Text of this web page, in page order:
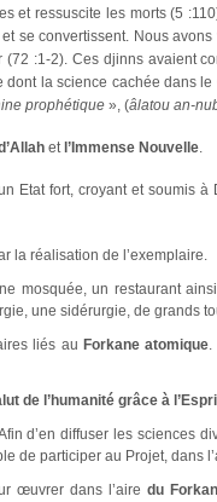
et ressuscite les morts (5
se convertissent. Nous
:1-2). Ces djinns avaient
la science cachée dans
prophétique », (âlatou an-
etl’Immense Nouvelle.
fort, croyant et soumis à
la réalisation de l’exemplaire.
un restaurant
une sidérurgie, de grands
liés au Forkane atomique.
de l’humanité grâce à
d’en diffuser les sciences
de participer au Projet, dans
œuvrer dans l’aire du